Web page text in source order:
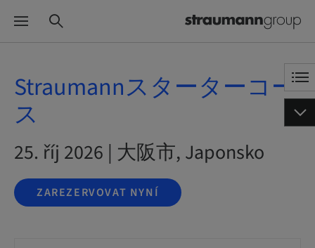
Straumannスターターコー
ス
25. říj 2026 | 大阪市, Japonsko
ZAREZERVOVAT NYNÍ